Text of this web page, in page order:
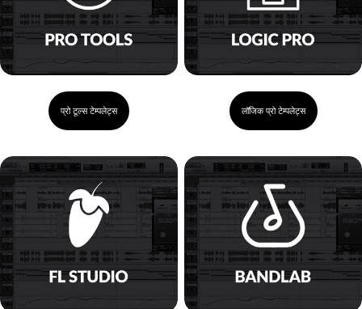
प्रो टूल्स टेम्पलेट्स लॉजिक प्रो टेम्पलेट्स